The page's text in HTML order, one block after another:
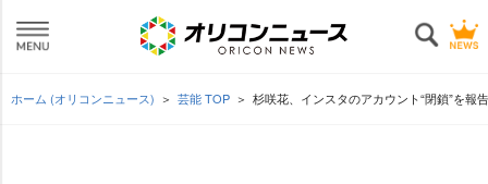
ホーム (オリコンニュース) 芸能 TOP 杉咲花、インスタのアカウント“閉鎖”を報